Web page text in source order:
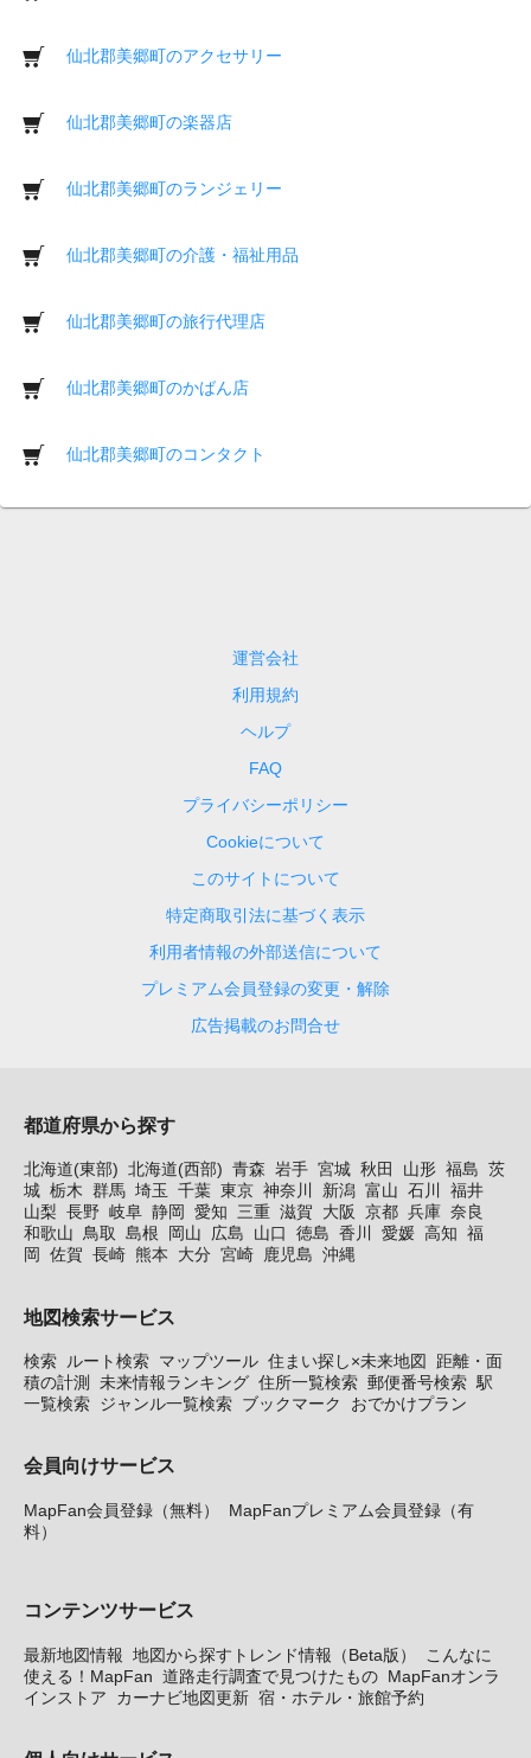
仙北郡美郷町のアクセサリー
仙北郡美郷町の楽器店
仙北郡美郷町のランジェリー
仙北郡美郷町の介護・福祉用品
仙北郡美郷町の旅行代理店
仙北郡美郷町のかばん店
仙北郡美郷町のコンタクト
運営会社
利用規約
ヘルプ
FAQ
プライバシーポリシー
Cookieについて
このサイトについて
特定商取引法に基づく表示
利用者情報の外部送信について
プレミアム会員登録の変更・解除
広告掲載のお問合せ
都道府県から探す
北海道(東部) 北海道(西部) 青森 岩手 宮城 秋田 山形 福島 茨
城 栃木 群馬 埼玉 千葉 東京 神奈川 新潟 富山 石川
福井
山梨 長野 岐阜 静岡 愛知 三重 滋賀 大阪 京都 兵庫 奈良
和歌山 鳥取 島根 岡山 広島 山口 徳島 香川 愛媛 高知 福
岡
佐賀 長崎 熊本 大分 宮崎 鹿児島 沖縄
地図検索サービス
検索 ルート検索 マップツール 住まい探し×未来地図
距離・面
積の計測
未来情報ランキング 住所一覧検索 郵便番号検索 駅
一覧検索 ジャンル一覧検索 ブックマーク おでかけプラン
会員向けサービス
MapFan会員登録（無料）
MapFanプレミアム会員登録（有
料）
コンテンツサービス
最新地図情報 地図から探すトレンド情報（Beta版）
こんなに
使える！MapFan 道路走行調査で見つけたもの MapFanオンラ
インストア
カーナビ地図更新 宿・ホテル・旅館予約